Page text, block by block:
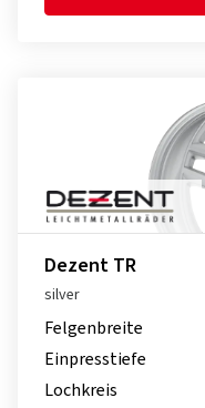
Dezent TR
silver
Felgenbreite
Einpresstiefe
Lochkreis